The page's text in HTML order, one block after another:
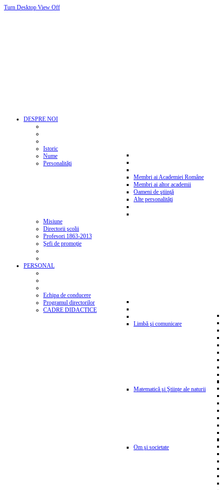
Turn Desktop View Off
DESPRE NOI
Istoric
Nume
Personalităţi
Membri ai Academiei Române
Membri ai altor academii
Oameni de ştiinţă
Alte personalităţi
Misiune
Directorii şcolii
Profesori 1863-2013
Şefi de promoţie
PERSONAL
Echipa de conducere
Programul directorilor
CADRE DIDACTICE
Limbă şi comunicare
Matematică şi Ştiinţe ale naturii
Om şi societate